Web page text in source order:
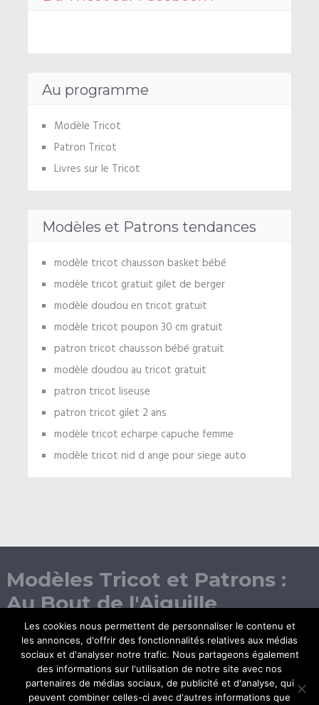
Au programme
Modèle Tricot
Patron Tricot
Livres sur le Tricot
Modèles et Patrons tendances
modèle tricot chausson basket bébé
modèle tricot gratuit gilet de berger
modèle doudou en tricot gratuit
modèle tricot poupon 30 cm gratuit
patron tricot chausson bébé gratuit
modèle doudou au tricot gratuit
patron tricot liseuse
patron tricot gilet 2 ans
modèle tricot echarpe capuche femme
modèle tricot nid d ange pour siege auto
Modèles Tricot et Patrons :
Au Bout de l'Aiguille
Les cookies nous permettent de personnaliser le contenu et
les annonces, d'offrir des fonctionnalités relatives aux médias
sociaux et d'analyser notre trafic. Nous partageons également
des informations sur l'utilisation de notre site avec nos
partenaires de médias sociaux, de publicité et d'analyse, qui
peuvent combiner celles-ci avec d'autres informations que